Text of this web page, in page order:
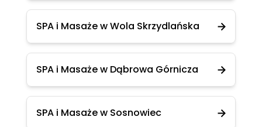
SPA i Masaże w Wola Skrzydlańska
SPA i Masaże w Dąbrowa Górnicza
SPA i Masaże w Sosnowiec